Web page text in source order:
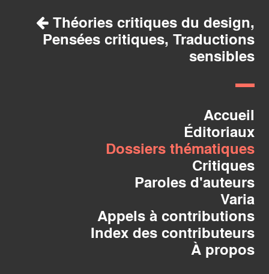
Théories critiques du design,
Pensées critiques, Traductions
sensibles
Accueil
Éditoriaux
Dossiers thématiques
Critiques
Paroles d'auteurs
Varia
Appels à contributions
Index des contributeurs
À propos